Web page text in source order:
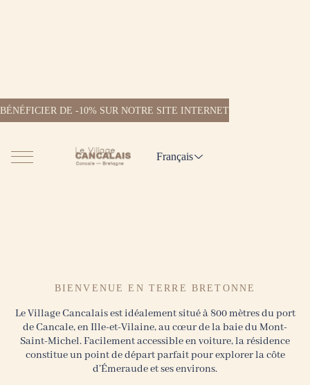
BÉNÉFICIER DE -10% SUR NOTRE SITE INTERNET
Français
BIENVENUE EN TERRE BRETONNE
Le Village Cancalais est idéalement situé à 800 mètres du port
de Cancale, en Ille-et-Vilaine, au cœur de la baie du Mont-
Saint-Michel. Facilement accessible en voiture, la résidence
constitue un point de départ parfait pour explorer la côte
d’Émeraude et ses environs.